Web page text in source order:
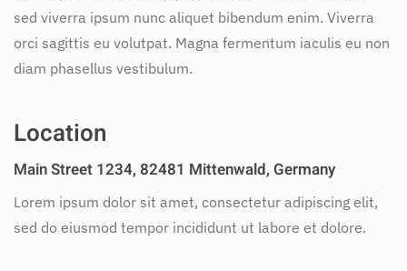
sed viverra ipsum nunc aliquet bibendum enim. Viverra
orci sagittis eu volutpat. Magna fermentum iaculis eu non
diam phasellus vestibulum.
Location
Main Street 1234, 82481 Mittenwald, Germany
Lorem ipsum dolor sit amet, consectetur adipiscing elit,
sed do eiusmod tempor incididunt ut labore et dolore.